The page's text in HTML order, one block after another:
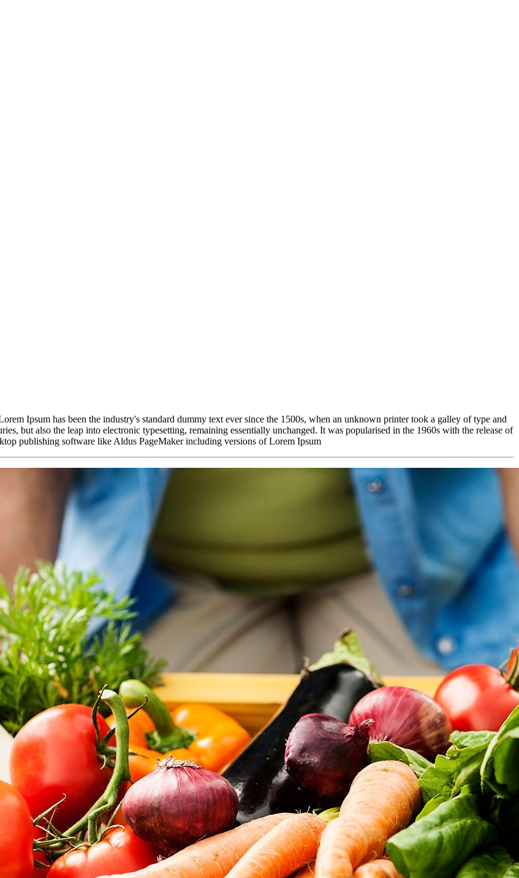
Ipsum has been the industry's standard dummy text ever since the 1500s, when an unknown printer took a galley of type and
but also the leap into electronic typesetting, remaining essentially unchanged. It was popularised in the 1960s with the release of
publishing software like Aldus PageMaker including versions of Lorem Ipsum